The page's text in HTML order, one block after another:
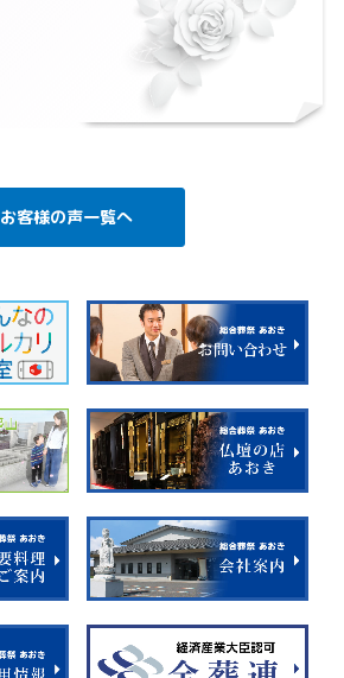
お客様の声一覧へ